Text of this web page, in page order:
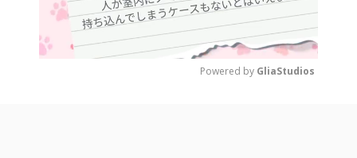
Powered by GliaStudios